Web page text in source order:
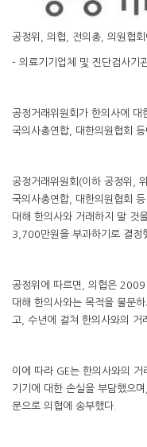
공정위, 의협, 전의총, 의원협
- 의료기기업체 및 진단검사기
공정거래위원회가 한의사에 대
국의사총연합, 대한의원협회
공정거래위원회(이하 공정위,
국의사총연합, 대한의원협회
대해 한의사와 거래하지 말 것
3,700만원을 부과하기로 결정
공정위에 따르면, 의협은
대해 한의사와는 목적을 불문
고, 수년에 걸쳐 한의사와의 거
이에 따라 GE는 한의사와의
기기에 대한 손실을 부담했으
문으로 의협에 송부했다.